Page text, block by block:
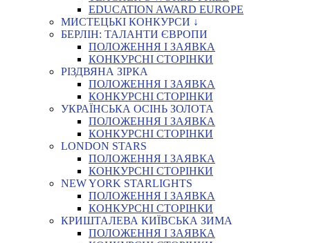
EDUCATION AWARD EUROPE
МИСТЕЦЬКІ КОНКУРСИ ↓
БЕРЛІН: ТАЛАНТИ ЄВРОПИ
ПОЛОЖЕННЯ І ЗАЯВКА
КОНКУРСНІ СТОРІНКИ
РІЗДВЯНА ЗІРКА
ПОЛОЖЕННЯ І ЗАЯВКА
КОНКУРСНІ СТОРІНКИ
УКРАЇНСЬКА ОСІНЬ ЗОЛОТА
ПОЛОЖЕННЯ І ЗАЯВКА
КОНКУРСНІ СТОРІНКИ
LONDON STARS
ПОЛОЖЕННЯ І ЗАЯВКА
КОНКУРСНІ СТОРІНКИ
NEW YORK STARLIGHTS
ПОЛОЖЕННЯ І ЗАЯВКА
КОНКУРСНІ СТОРІНКИ
КРИШТАЛЕВА КИЇВСЬКА ЗИМА
ПОЛОЖЕННЯ І ЗАЯВКА